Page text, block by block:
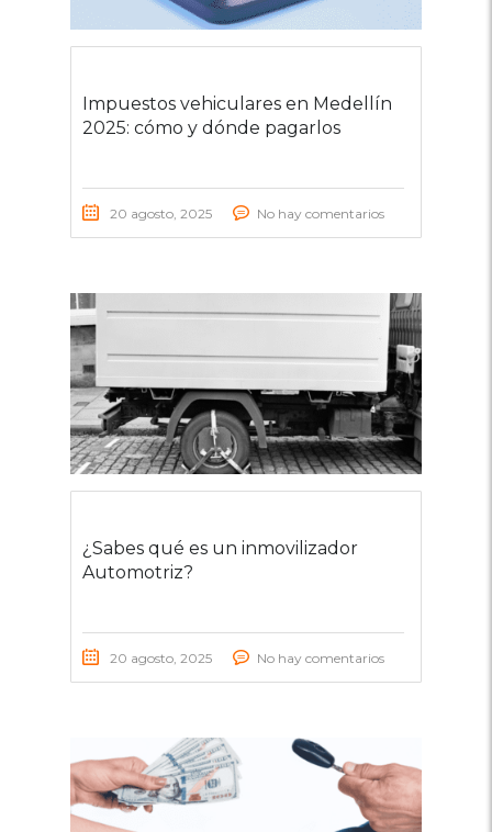
Impuestos vehiculares en Medellín
2025: cómo y dónde pagarlos
20 agosto, 2025 No hay comentarios
¿Sabes qué es un inmovilizador
Automotriz?
20 agosto, 2025 No hay comentarios